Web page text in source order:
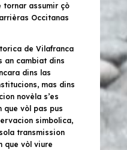
assumir çò
Occitanas
de Vilafranca
an cambiat dins
dins las
mas dins
novèla s’es
que vòl pas pus
simbolica,
transmission
que vòl viure